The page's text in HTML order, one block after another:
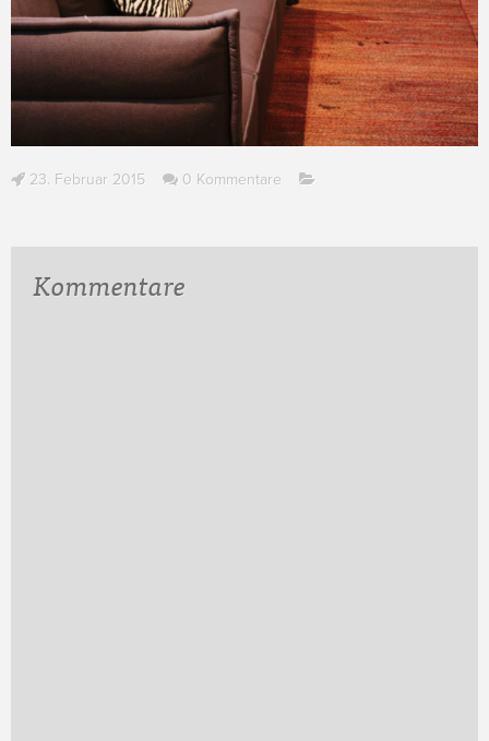
23. Februar 2015 0 Kommentare
Kommentare